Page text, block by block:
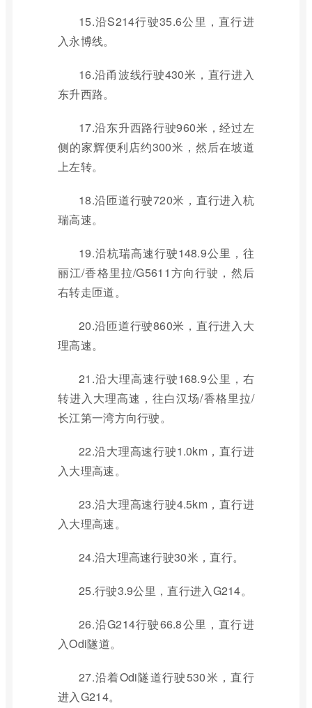
15.沿S214行驶35.6公里，直行进
入永博线。
16.沿甬波线行驶430米，直行进入
东升西路。
17.沿东升西路行驶960米，经过左
侧的家辉便利店约300米，然后在坡道
上左转。
18.沿匝道行驶720米，直行进入杭
瑞高速。
19.沿杭瑞高速行驶148.9公里，往
丽江/香格里拉/G5611方向行驶，然后
右转走匝道。
20.沿匝道行驶860米，直行进入大
理高速。
21.沿大理高速行驶168.9公里，右
转进入大理高速，往白汉场/香格里拉/
长江第一湾方向行驶。
22.沿大理高速行驶1.0km，直行进
入大理高速。
23.沿大理高速行驶4.5km，直行进
入大理高速。
24.沿大理高速行驶30米，直行。
25.行驶3.9公里，直行进入G214。
26.沿G214行驶66.8公里，直行进
入Odi隧道。
27.沿着Odi隧道行驶530米，直行
进入G214。